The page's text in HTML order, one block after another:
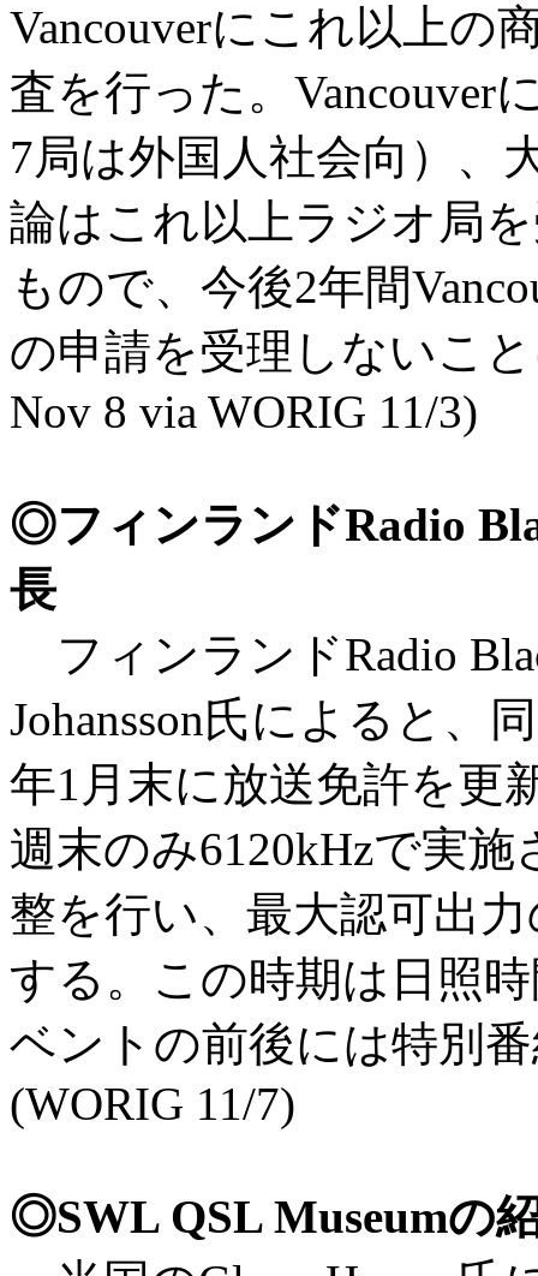
Vancouverにこれ以上の
査を行った。Vancouver
7局は外国人社会向）、
論はこれ以上ラジオ局
もので、今後2年間
の申請を受理しないこ
Nov 8 via WORIG 11/3)
◎フィンランドRadio
長
フィンランドRadio
Johansson氏によると、
年1月末に放送免許を更
週末のみ6120kHzで実
整を行い、最大認可出
する。この時期は日照
ベントの前後には特別
(WORIG 11/7)
◎SWL QSL Museumの